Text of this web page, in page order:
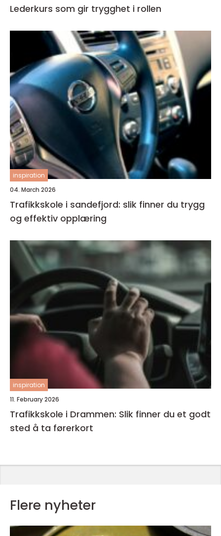
Lederkurs som gir trygghet i rollen
inspiration
04. March 2026
Trafikkskole i sandefjord: slik finner du trygg
og effektiv opplæring
inspiration
11. February 2026
Trafikkskole i Drammen: Slik finner du et godt
sted å ta førerkort
Flere nyheter